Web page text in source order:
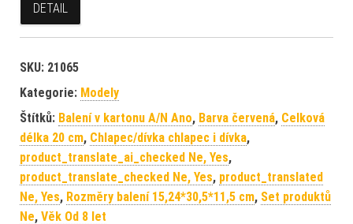
DETAIL
SKU: 21065
Kategorie: Modely
Štítků: Balení v kartonu A/N Ano, Barva červená, Celková
délka 20 cm, Chlapec/dívka chlapec i dívka,
product_translate_ai_checked Ne, Yes,
product_translate_checked Ne, Yes, product_translated
Ne, Yes, Rozměry balení 15,24*30,5*11,5 cm, Set produktů
Ne, Věk Od 8 let